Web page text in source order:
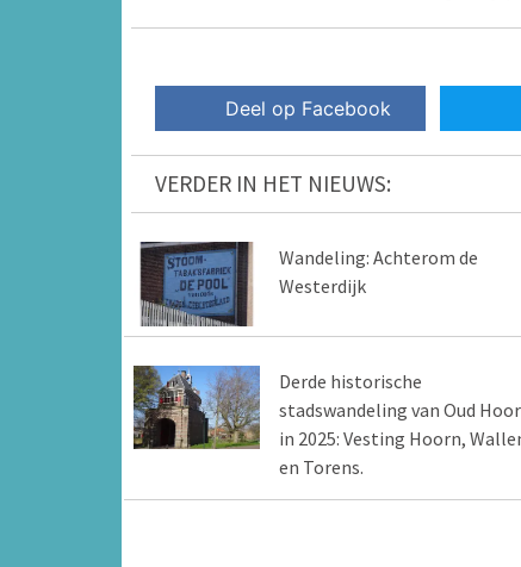
Deel op Facebook
VERDER IN HET NIEUWS:
Wandeling: Achterom de
Westerdijk
Derde historische
stadswandeling van Oud
in 2025: Vesting Hoorn,
en Torens.